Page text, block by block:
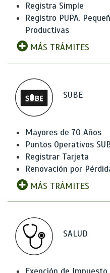
Registra Simple
Registro PUPA.
Productivas
MÁS TRÁMITES
SUBE
Mayores de 70 Años
Puntos Operativos
Registrar Tarjeta
Renovación por
MÁS TRÁMITES
SALUD